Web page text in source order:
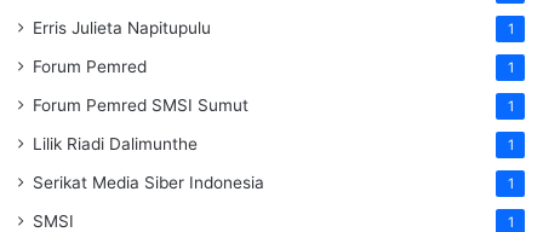
Erris Julieta Napitupulu 1
Forum Pemred 1
Forum Pemred SMSI Sumut 1
Lilik Riadi Dalimunthe 1
Serikat Media Siber Indonesia 1
SMSI 1